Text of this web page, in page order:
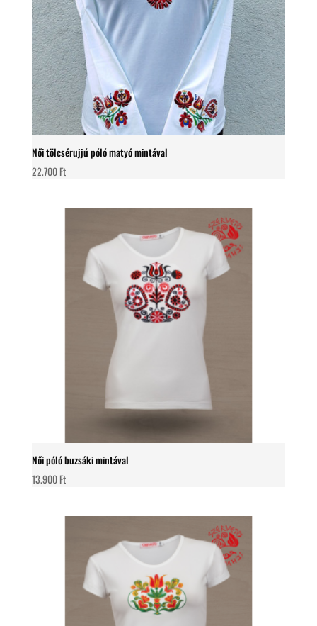
Női tölcsérujjú póló matyó mintával
22.700Ft
Női póló buzsáki mintával
13.900Ft